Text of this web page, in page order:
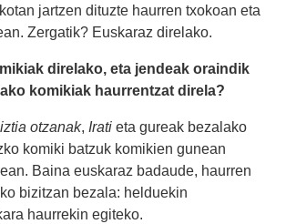
jartzen dituzte haurren txokoan eta
Zergatik? Euskaraz direlako.
direlako, eta jendeak oraindik
komikiak haurrentzat direla?
otzanak, Irati eta gureak bezalako
komiki batzuk komikien gunean
Baina euskaraz badaude, haurren
bizitzan bezala: helduekin
haurrekin egiteko.